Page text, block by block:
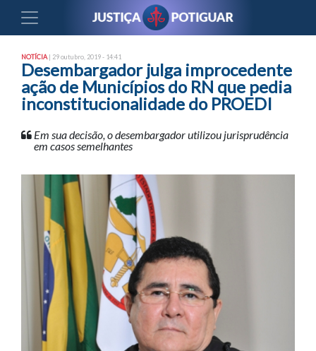
NOTÍCIA | 29 outubro, 2019 - 14:41
Desembargador julga improcedente
ação de Municípios do RN que pedia
inconstitucionalidade do PROEDI
Em sua decisão, o desembargador utilizou jurisprudência
em casos semelhantes